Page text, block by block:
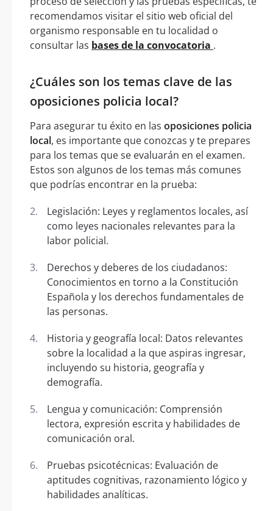
recomendamos visitar el sitio web oficial del
organismo responsable en tu localidad o
consultar las bases de la convocatoria .
¿Cuáles son los temas clave de las
oposiciones policia local?
Para asegurar tu éxito en las oposiciones policia
local, es importante que conozcas y te prepares
para los temas que se evaluarán en el examen.
Estos son algunos de los temas más comunes
que podrías encontrar en la prueba:
Legislación: Leyes y reglamentos locales, así
como leyes nacionales relevantes para la
labor policial.
Derechos y deberes de los ciudadanos:
Conocimientos en torno a la Constitución
Española y los derechos fundamentales de
las personas.
Historia y geografía local: Datos relevantes
sobre la localidad a la que aspiras ingresar,
incluyendo su historia, geografía y
demografía.
Lengua y comunicación: Comprensión
lectora, expresión escrita y habilidades de
comunicación oral.
Pruebas psicotécnicas: Evaluación de
aptitudes cognitivas, razonamiento lógico y
habilidades analíticas.